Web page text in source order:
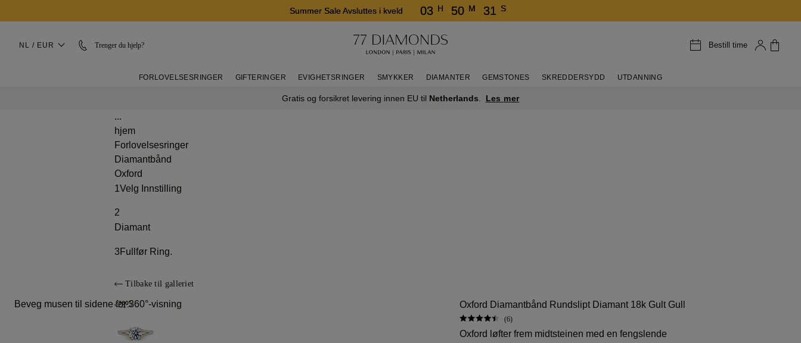
Summer Sale Avsluttes i kveld 03 H 50 M 31 S
NL / EUR Trenger du hjelp? Bestill time
FORLOVELSESRINGER GIFTERINGER EVIGHETSRINGER SMYKKER DIAMANTER GEMSTONES SKREDDERSYDD UTDANNING
Gratis og forsikret levering innen EU til Netherlands Les mer
...
hjem
Forlovelsesringer
Diamantbånd
Oxford
1Velg Innstilling
2
Diamant
3 Fullfør Ring.
Tilbake til galleriet
Beveg musen til sidene for 360°-visning Oxford Diamantbånd Rundslipt Diamant 18k Gult Gull
(6)
Oxford løfter frem midtsteinen med en fengslende